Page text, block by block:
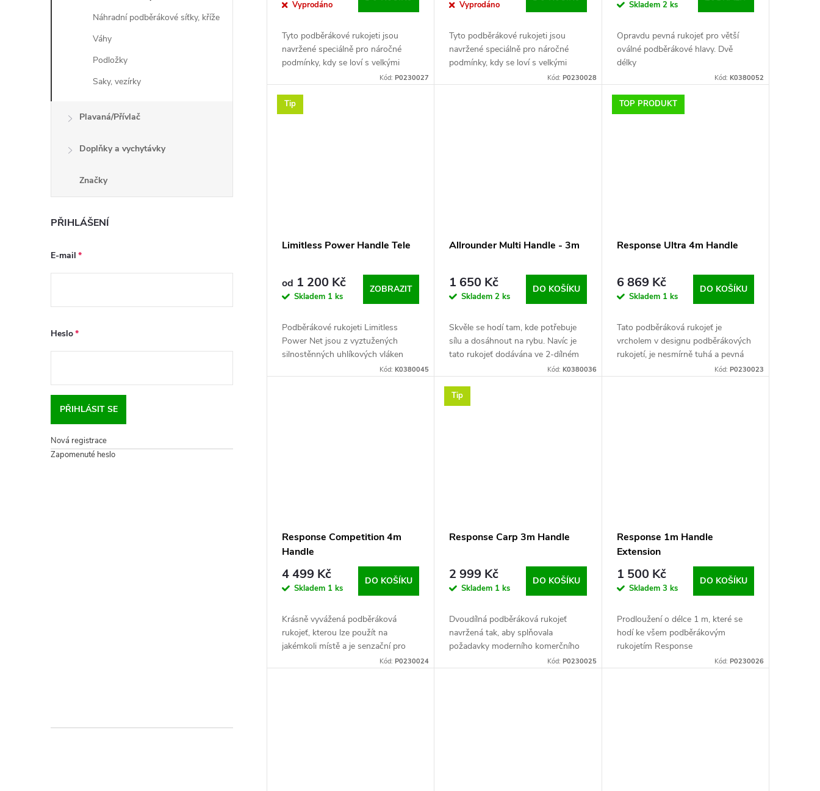
Náhradní podběrákové síťky, kříže
Váhy
Podložky
Saky, vezírky
Plavaná/Přívlač
Doplňky a vychytávky
Značky
PŘIHLÁŠENÍ
E-mail
Heslo
PŘIHLÁSIT SE
Nová registrace
Zapomenuté heslo
u
k
Vyprodáno
Tyto podběrákové rukojeti jsou
navržené speciálně pro náročné
podmínky, kdy se loví s velkými
podběrákovými hlavami a velké ryby.
Kód:P0230027
Vyprodáno
Tyto podběrákové rukojeti jsou
navržené speciálně pro náročné
podmínky, kdy se loví s velkými
podběrákovými hlavami a velké ryby.
Kód: P0230028
Skladem 2 ks
Opravdu pevná rukojeť pro větší
oválné podběrákové hlavy. Dvě
délky
Kód: K0380052
Tip
Limitless Power Handle Tele
od 1 200 Kč
Skladem 1 ks
ZOBRAZIT
Podběrákové rukojeti Limitless
Power Net jsou z vyztužených
silnostěnných uhlíkových vláken
určených pro manipulaci s většími
Kód:K0380045
Allrounder Multi Handle - 3m
1 650 Kč
Skladem2 ks
DO KOŠÍKU
Skvěle se hodí tam, kde potřebuje
sílu a dosáhnout na rybu. Navíc je
tato rukojeť dodávána ve 2-dílném
provedení, každý se závitem na
Kód: K0380036
TOP PRODUKT
Response Ultra 4m Handle
6 869 Kč
Skladem 1 ks
DO KOŠÍKU
Tato podběráková rukojeť je
vrcholem v designu podběrákových
rukojetí, je nesmírně tuhá a pevná
Kód: P0230023
Response Competition 4m
Handle
4 499 Kč
Skladem 1 ks
DO KOŠÍKU
Krásně vyvážená podběráková
rukojeť, kterou lze použít na
jakémkoli místě a je senzační pro
Kód:P0230024
Tip
Response Carp 3m Handle
2 999 Kč
Skladem 1 ks
DO KOŠÍKU
Dvoudílná podběráková rukojeť
navržená tak, aby splňovala
požadavky moderního komerčního
Kód: P0230025
Response 1m Handle
Extension
1 500 Kč
Skladem 3 ks
DO KOŠÍKU
Prodloužení o délce 1 m, které se
hodí ke všem podběrákovým
rukojetím Response
Kód: P0230026